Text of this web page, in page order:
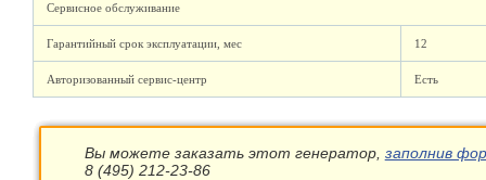
Сервисное обслуживание
Гарантийный срок эксплуатации, мес 12
Авторизованный сервис-центр Есть
Вы можете заказать этот генератор, заполнив
8 (495) 212-23-86